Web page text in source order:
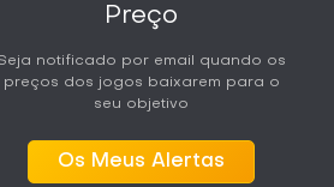
Preço
notificado por email quando os
preços dos jogos baixarem para o
seu objetivo
Os Meus Alertas